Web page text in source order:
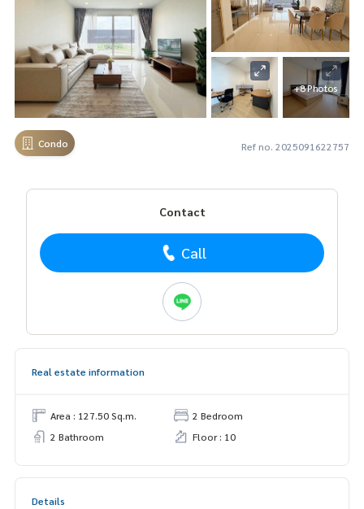
+8 Photos
Condo Ref no. 2025091622757
Contact
Call
Real estate information
Area : 127.50 Sq.m.
2 Bedroom
2 Bathroom
Floor : 10
Details